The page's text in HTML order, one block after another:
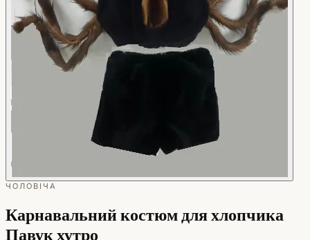
ЧОЛОВІЧА
Карнавальний костюм для хлопчика
Павук хутро